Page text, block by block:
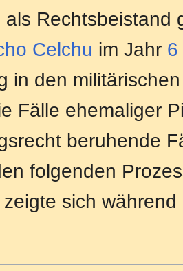
als
Celchu im Jahr 6
in den
Fälle ehemaliger
beruhende
folgenden
sich